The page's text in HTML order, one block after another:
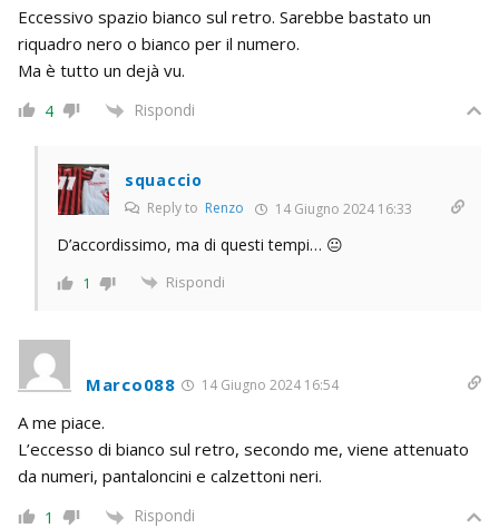
Eccessivo spazio bianco sul retro. Sarebbe bastato un
riquadro nero o bianco per il numero.
Ma è tutto un dejà vu.
4 Rispondi
squaccio
Reply to Renzo 14 Giugno 2024 16:33
D’accordissimo, ma di questi tempi… 😐
1 Rispondi
Marco088 14 Giugno 2024 16:54
A me piace.
L’eccesso di bianco sul retro, secondo me, viene attenuato
da numeri, pantaloncini e calzettoni neri.
1 Rispondi